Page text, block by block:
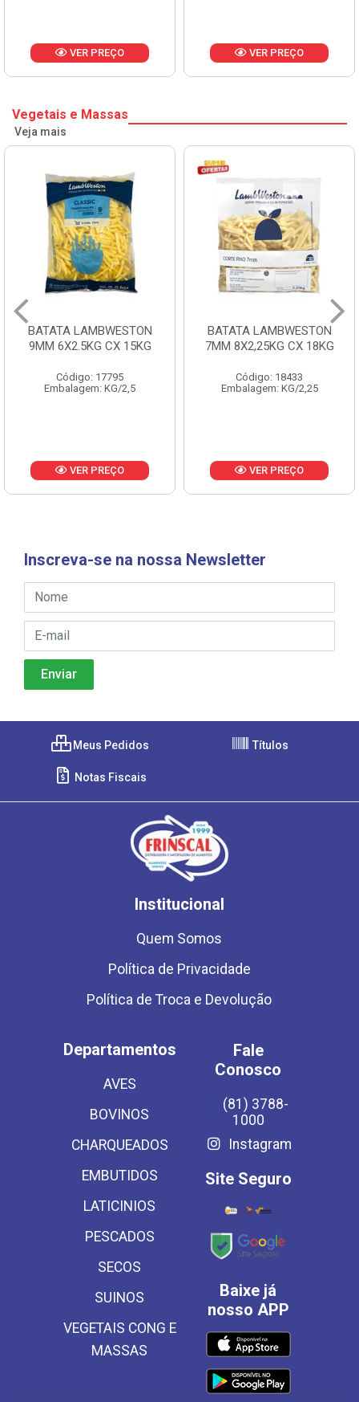
VER PREÇO VER PREÇO
Vegetais e Massas
Veja mais
BATATA LAMBWESTON
9MM 6X2.5KG CX 15KG
Código: 17795
Embalagem: KG/2,5
VER PREÇO
BATATA LAMBWESTON
7MM 8X2,25KG CX 18KG
Código: 18433
Embalagem: KG/2,25
VER PREÇO
Inscreva-se na nossa Newsletter
Meus Pedidos Títulos
Notas Fiscais
Institucional
Quem Somos
Política de Privacidade
Política de Troca e Devolução
Departamentos
AVES
BOVINOS
CHARQUEADOS
EMBUTIDOS
LATICINIOS
PESCADOS
SECOS
SUINOS
VEGETAIS CONG E
MASSAS
Fale
Conosco
(81) 3788-
1000
Instagram
Site Seguro
Baixe já
nosso APP